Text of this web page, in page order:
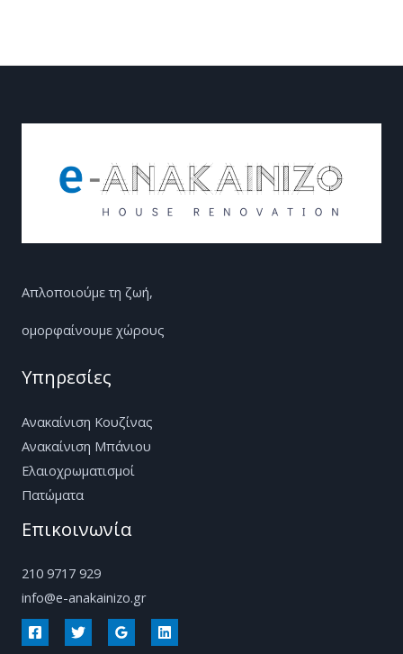
Απλοποιούμε τη ζωή,
ομορφαίνουμε χώρους
Υπηρεσίες
Ανακαίνιση Κουζίνας
Ανακαίνιση Μπάνιου
Ελαιοχρωματισμοί
Πατώματα
Επικοινωνία
210 9717 929
info@e-anakainizo.gr